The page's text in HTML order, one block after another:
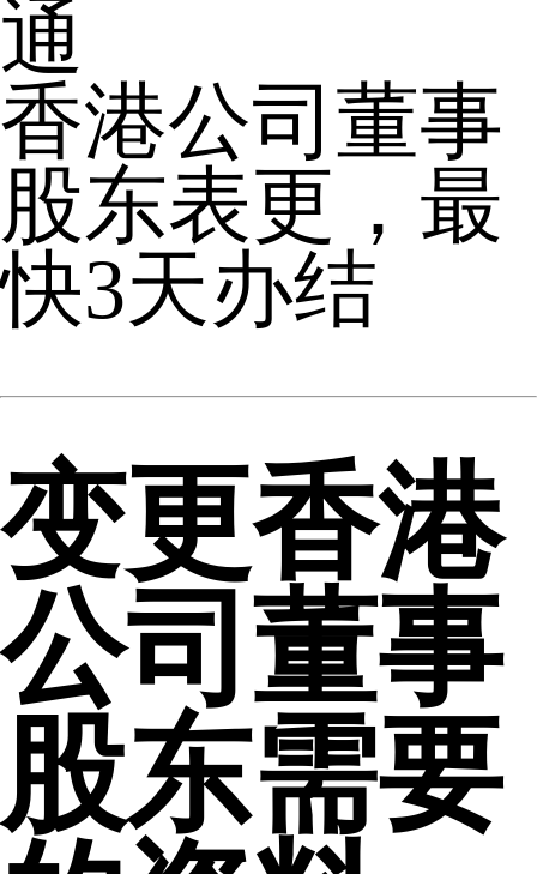
通
香港公司董事
股东表更，最
快3天办结
变更香港
公司董事
股东需要